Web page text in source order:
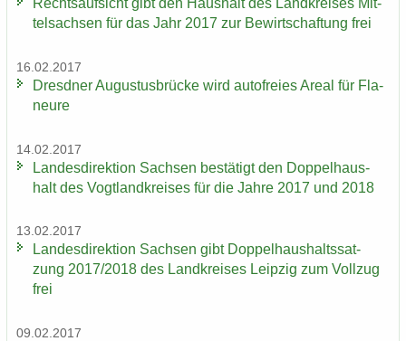
Rechts­auf­sicht gibt den Haus­halt des Land­krei­ses Mit­
tel­sach­sen für das Jahr 2017 zur Be­wirt­schaf­tung frei
16.02.2017
Dresd­ner Au­gus­tus­brü­cke wird au­to­frei­es Areal für Fla­
neu­re
14.02.2017
Lan­des­di­rek­ti­on Sach­sen be­stä­tigt den Dop­pel­haus­
halt des Vogt­land­krei­ses für die Jahre 2017 und 2018
13.02.2017
Lan­des­di­rek­ti­on Sach­sen gibt Dop­pel­haus­halts­sat­
zung 2017/2018 des Land­krei­ses Leip­zig zum Voll­zug
frei
09.02.2017